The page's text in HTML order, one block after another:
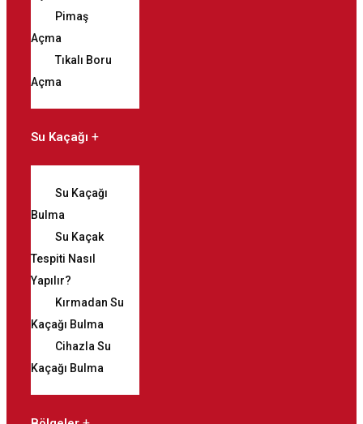
Pimaş
Açma
Tıkalı Boru
Açma
Su Kaçağı
Su Kaçağı
Bulma
Su Kaçak
Tespiti Nasıl
Yapılır?
Kırmadan Su
Kaçağı Bulma
Cihazla Su
Kaçağı Bulma